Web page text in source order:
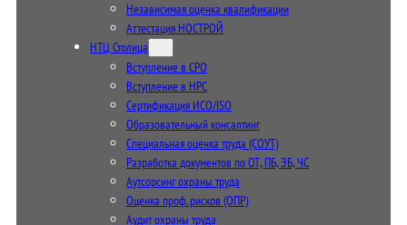
Независимая оценка квалификации
Аттестация НОСТРОЙ
НТЦ Столица
Вступление в СРО
Вступление в НРС
Сертификация ИСО/ISO
Образовательный консалтинг
Специальная оценка труда (СОУТ)
Разработка документов по ОТ, ПБ, ЭБ, ЧС
Аутсорсинг охраны труда
Оценка проф. рисков (ОПР)
Аудит охраны труда